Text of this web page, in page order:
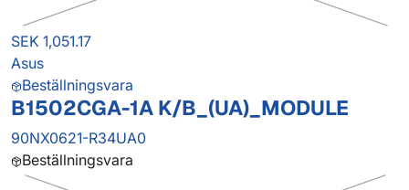
SEK 1,051.17
Asus
Beställningsvara
B1502CGA-1A K/B_(UA)_MODULE
90NX0621-R34UA0
Beställningsvara